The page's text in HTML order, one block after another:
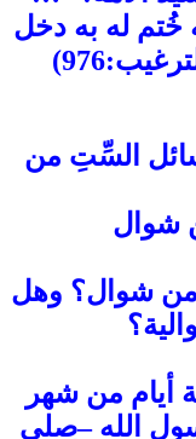
خُتم له به دخل
السِّتِ من
شوال
شوال؟ وهل
أيام من شهر
الله –صلى